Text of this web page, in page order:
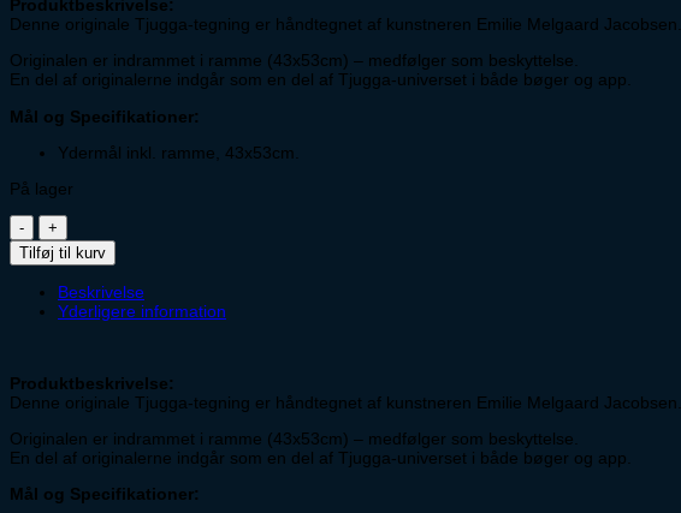
Produktbeskrivelse:
Denne originale Tjugga-tegning er håndtegnet af kunstneren Emilie Melgaard Jacobsen.
Originalen er indrammet i ramme (43x53cm) – medfølger som beskyttelse.
En del af originalerne indgår som en del af Tjugga-universet i både bøger og app.
Mål og Specifikationer:
Ydermål inkl. ramme, 43x53cm.
På lager
Original
tegning
202622
Tilføj til kurv
Beskrivelse
Yderligere information
Produktbeskrivelse:
Denne originale Tjugga-tegning er håndtegnet af kunstneren Emilie Melgaard Jacobsen.
Originalen er indrammet i ramme (43x53cm) – medfølger som beskyttelse.
En del af originalerne indgår som en del af Tjugga-universet i både bøger og app.
Mål og Specifikationer: